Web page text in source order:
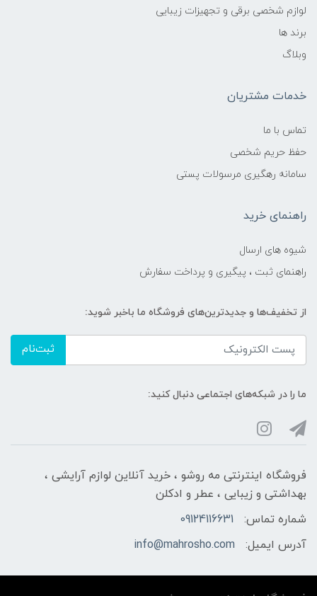
لوازم شخصی برقی و تجهیزات زیبایی
برند ها
وبلاگ
خدمات مشتریان
تماس با ما
حفظ حریم شخصی
سامانه رهگیری مرسولات پستی
راهنمای خرید
شیوه های ارسال
راهنمای ثبت ، پیگیری و پرداخت سفارش
از تخفیف‌ها و جدیدترین‌های فروشگاه ما باخبر شوید:
ثبت‌نام
ما را در شبکه‌های اجتماعی دنبال کنید:
فروشگاه اینترنتی مه‌ رو‌شو ، خرید آنلاین لوازم آرایشی ،
بهداشتی و زیبایی ، عطر و ادکلن
شماره تماس:
09124116631
آدرس ایمیل:
info@mahrosho.com